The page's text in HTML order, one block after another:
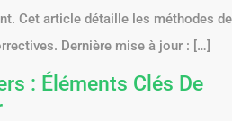
Cet article détaille les méthodes de
Dernière mise à jour : […]
: Éléments Clés De